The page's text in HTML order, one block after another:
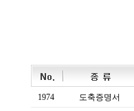
1974 도축증명서